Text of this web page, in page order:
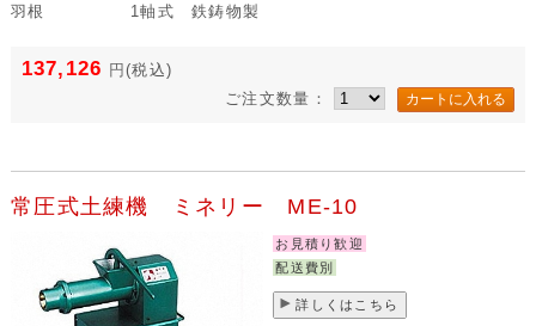
羽根
1軸式 鉄鋳物製
137,126 円(税込)
ご注文数量：
常圧式土練機 ミネリー ME-10
お見積り歓迎
配送費別
詳しくはこちら